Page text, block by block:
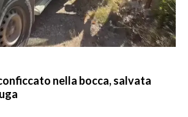
nella bocca, salvata